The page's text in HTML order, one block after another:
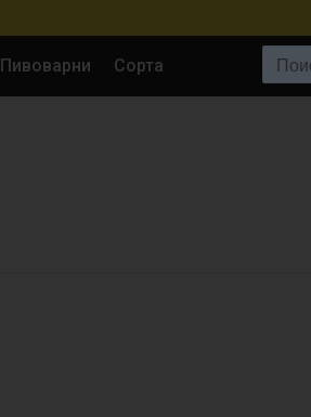
Пивоварни Сорта